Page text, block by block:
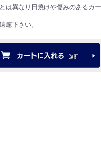
は異なり日焼けや傷みのあるカー
慮下さい。